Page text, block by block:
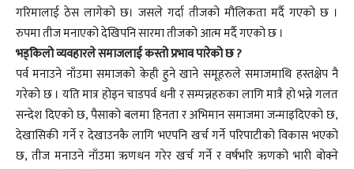
गरिमालाई ठेस लागेको छ। जसले गर्दा तीजको मौलिकता मर्दै गएको छ ।
रुपमा तीज मनाएको देखिपनि सारमा तीजको आत्म मर्दै गएको छ ।
भड्किलो व्यवहारले समाजलाई कस्तो प्रभाव पारेको छ ?
पर्व मनाउने नाँउमा समाजको केही हुने खाने समूहरुले समाजमाथि हस्तक्षेप नै
गरेको छ । यति मात्र होइन चाडपर्व धनी र सम्पन्नहरुका लागि मात्रै हो भन्ने गलत
सन्देश दिएको छ, पैसाको बलमा हिनता र अभिमान समाजमा जन्माइदिएको छ,
देखासिकी गर्ने र देखाउनकै लागि भएपनि खर्च गर्ने परिपाटीको विकास भएको
छ, तीज मनाउने नाँउमा ऋणधन गरेर खर्च गर्ने र वर्षभरि ऋणको भारी बोक्ने